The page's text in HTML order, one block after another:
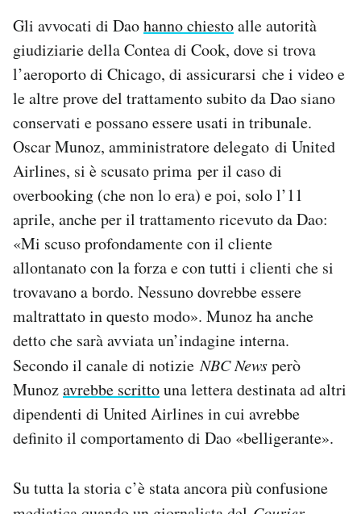
Gli avvocati di Daohanno chiestoalle autorità
giudiziarie della Contea di Cook, dove si trova
l’aeroporto di Chicago, di assicurarsi che i video e
le altre prove del trattamento subito da Dao siano
conservati e possano essere usati in tribunale.
Oscar Munoz, amministratore delegato di United
Airlines, si è scusato prima per il caso di
overbooking (che non lo era) e poi, solo l’11
aprile, anche per il trattamento ricevuto da Dao:
«Mi scuso profondamente con il cliente
allontanato con la forza e con tutti i clienti che si
trovavano a bordo. Nessuno dovrebbe essere
maltrattato in questo modo». Munoz ha anche
detto che sarà avviata un’indagine interna.
Secondo il canale di notizieNBC Newsperò
Munozavrebbe scrittouna lettera destinata ad altri
dipendenti di United Airlines in cui avrebbe
definito il comportamento di Dao «belligerante».
Su tutta la storia c’è stata ancora più confusione